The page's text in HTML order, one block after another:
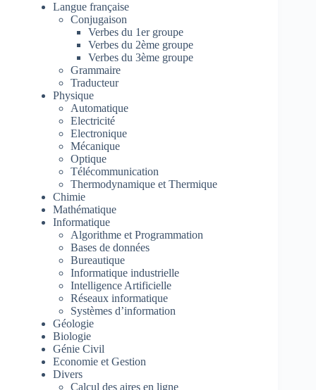
Langue française
Conjugaison
Verbes du 1er groupe
Verbes du 2ème groupe
Verbes du 3ème groupe
Grammaire
Traducteur
Physique
Automatique
Electricité
Electronique
Mécanique
Optique
Télécommunication
Thermodynamique et Thermique
Chimie
Mathématique
Informatique
Algorithme et Programmation
Bases de données
Bureautique
Informatique industrielle
Intelligence Artificielle
Réseaux informatique
Systèmes d’information
Géologie
Biologie
Génie Civil
Economie et Gestion
Divers
Calcul des aires en ligne